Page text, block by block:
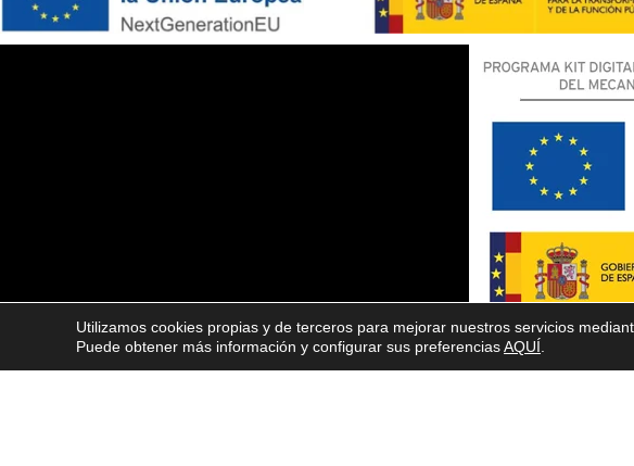
Utilizamos cookies propias y de terceros para mejorar nuestros servicios
Puede obtener más información y configurar sus preferenciasAQUÍ